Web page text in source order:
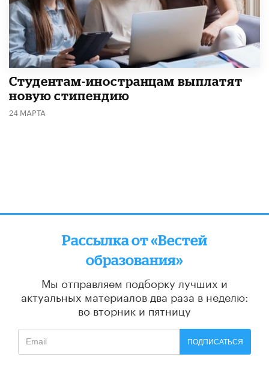
Студентам-иностранцам выплатят
новую стипендию
24 МАРТА
Рассылка от «Вестей
образования»
Мы отправляем подборку лучших и
актуальных материалов два раза в неделю:
во вторник и пятницу
ПОДПИСАТЬСЯ